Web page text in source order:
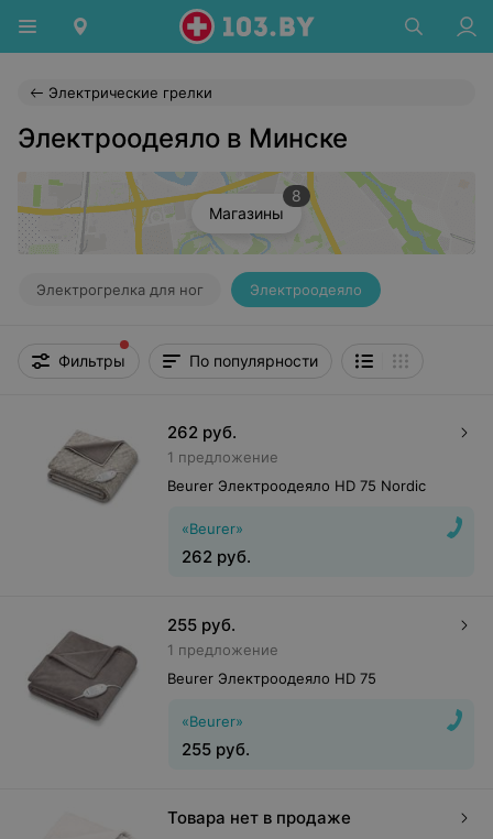
Электрические грелки
Электроодеяло в Минске
Магазины
8
Электрогрелка для ног Электроодеяло
Фильтры По популярности
262 руб.
1 предложение
Beurer Электроодеяло HD 75 Nordic
«Beurer»
262 руб.
255 руб.
1 предложение
Beurer Электроодеяло HD 75
«Beurer»
255 руб.
Товара нет в продаже